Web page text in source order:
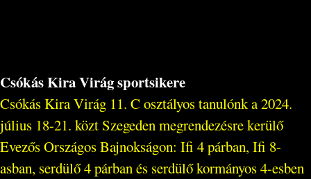
Csókás Kira Virág sportsikere
Csókás Kira Virág 11. C osztályos tanulónk a 2024.
július 18-21. közt Szegeden megrendezésre kerülő
Evezős Országos Bajnokságon: Ifi 4 párban, Ifi 8-
asban, serdülő 4 párban és serdülő kormányos 4-esben